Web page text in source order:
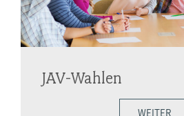
JAV-Wahlen
WEITER